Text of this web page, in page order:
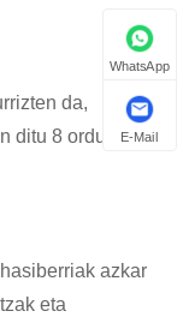
da,
ditu 8 ordu
azkar
eta
WhatsApp
E-Mail